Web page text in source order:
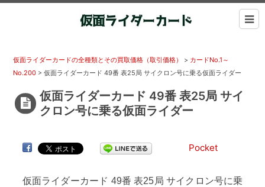
仮面ライダーカードの全種類とその買取価格（取引価格） > カードNo.1～
No.200 >仮面ライダーカード 49番 表25局 サイクロン号に乗る仮面ライダー
仮面ライダーカード 49番 表25局 サイ
クロン号に乗る仮面ライダー
Pocket
仮面ライダーカード 49番 表25局 サイクロン号に乗